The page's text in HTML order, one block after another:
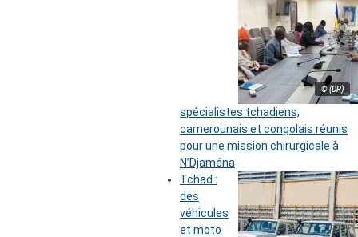
© (DR)
spécialistes tchadiens,
camerounais et congolais réunis
pour une mission chirurgicale à
N’Djaména
Tchad :
des
véhicules
et moto